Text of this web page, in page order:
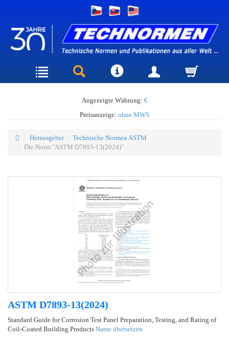
Angezeigte Währung: €
Preisanzeige: ohne MWS
Herausgeber
Technische Normen ASTM
Die Norm "ASTM D7893-13(2024)"
ASTM D7893-13(2024)
Standard Guide for Corrosion Test Panel Preparation, Testing, and Rating of
Coil-Coated Building Products Name übersetzen